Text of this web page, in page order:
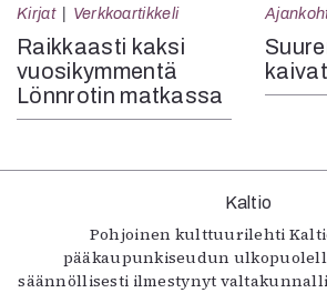
Kirjat Verkkoartikkeli
Raikkaasti kaksi
vuosikymmentä
Lönnrotin matkassa
Kaltio
Pohjoinen kulttuurilehti
pääkaupunkiseudun
säännöllisesti ilmestynyt